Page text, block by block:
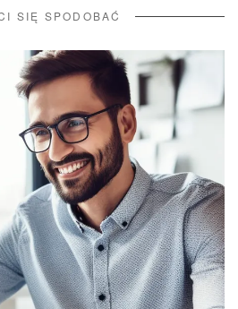
SIĘ SPODOBAĆ